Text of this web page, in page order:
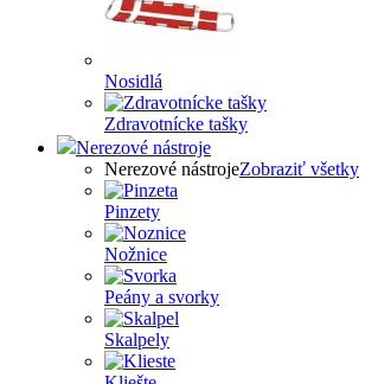
Nosidlá
Zdravotnícke tašky
Nerezové nástroje
Nerezové nástrojeZobraziť všetky
Pinzety
Nožnice
Peány a svorky
Skalpely